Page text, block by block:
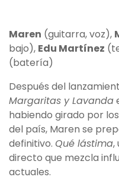
Maren (guitarra, voz),
bajo), Edu Martínez
(batería)
Después del
Margaritas y Lavanda
habiendo girado por
del país, Maren se
definitivo. Qué lástima,
directo que mezcla
actuales.